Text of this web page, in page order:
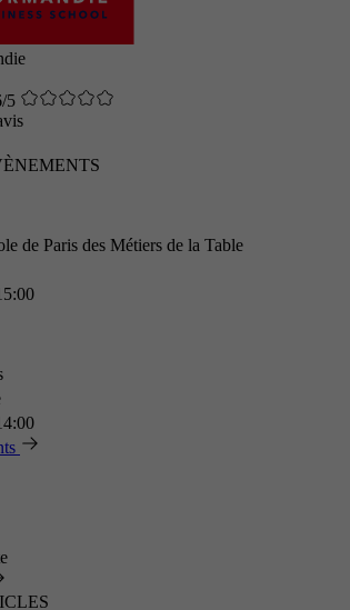
5
de Paris des Métiers de la Table